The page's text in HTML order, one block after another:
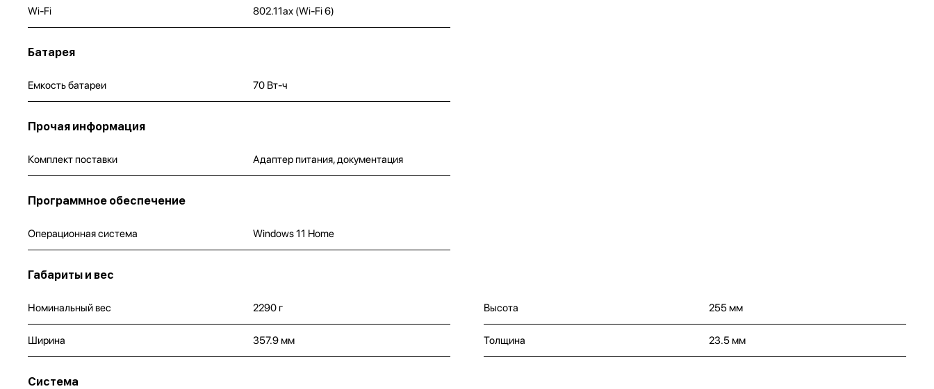
Wi-Fi 802.11ax (Wi-Fi 6)
Батарея
Емкость батареи 70 Вт-ч
Прочая информация
Комплект поставки Адаптер питания, документация
Программное обеспечение
Операционная система Windows 11 Home
Габариты и вес
Номинальный вес 2290 г Высота 255 мм
Ширина 357.9 мм Толщина 23.5 мм
Система